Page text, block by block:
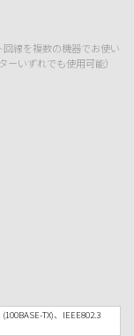
回線を複数の機器でお使い
いずれでも使用可能）
TX)、IEEE802.3